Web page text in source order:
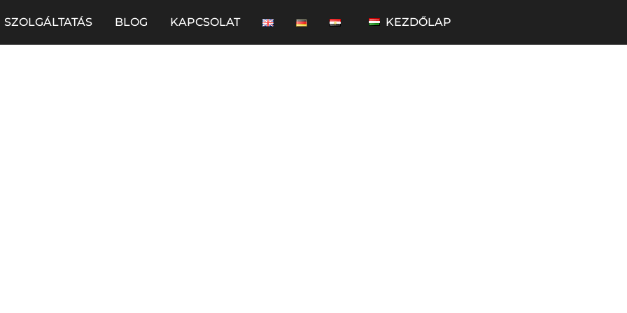
SZOLGÁLTATÁS BLOG KAPCSOLAT KEZDŐLAP